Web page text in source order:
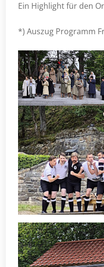
Ein Highlight für den
*) Auszug Programm